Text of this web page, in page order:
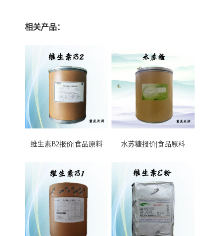
相关产品：
维生素B2报价|食品原料 水苏糖报价|食品原料